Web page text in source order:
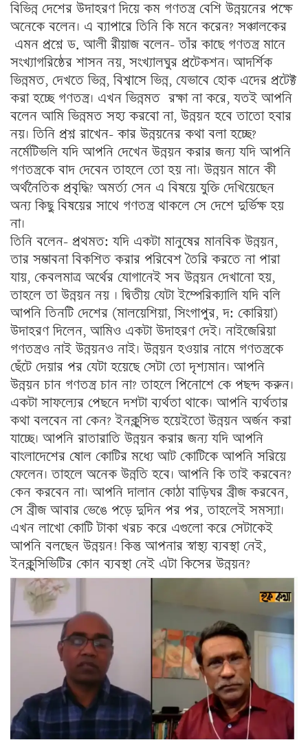
বিভিন্ন দেশের উদাহরণ দিয়ে কম গণতন্ত্র বেশি উন্নয়নের পক্ষে
অনেকে বলেন। এ ব্যাপারে তিনি কি মনে করেন? সঞ্চালকের
এমন প্রশ্নে ড. আলী রীয়াজ বলেন- তাঁর কাছে গণতন্ত্র মানে
সংখ্যাগরিষ্ঠের শাসন নয়, সংখ্যালঘুর প্রটেকশন। আদর্শিক
ভিন্নমত, দেখতে ভিন্ন, বিশ্বাসে ভিন্ন, যেভাবে হোক এদের প্রটেক্ট
করা হচ্ছে গণতন্ত্র। এখন ভিন্নমত রক্ষা না করে, যতই আপনি
বলেন আমি ভিন্নমত সহ্য করবো না, উন্নয়ন হবে তাতো হবার
নয়। তিনি প্রশ্ন রাখেন- কার উন্নয়নের কথা বলা হচ্ছে?
নর্মেটিভলি যদি আপনি দেখেন উন্নয়ন করার জন্য যদি আপনি
গণতন্ত্রকে বাদ দেবেন তাহলে তো হয় না। উন্নয়ন মানে কী
অর্থনৈতিক প্রবৃদ্ধি? অমর্ত্য সেন এ বিষয়ে যুক্তি দেখিয়েছেন
অন্য কিছু বিষয়ের সাথে গণতন্ত্র থাকলে সে দেশে দুর্ভিক্ষ হয়
না।
তিনি বলেন- প্রথমত: যদি একটা মানুষের মানবিক উন্নয়ন,
তার সম্ভাবনা বিকশিত করার পরিবেশ তৈরি করতে না পারা
যায়, কেবলমাত্র অর্থের যোগানেই সব উন্নয়ন দেখানো হয়,
তাহলে তা উন্নয়ন নয় । দ্বিতীয় যেটা ইম্পেরিক্যালি যদি বলি
আপনি তিনটি দেশের (মালয়েশিয়া, সিংগাপুর, দ: কোরিয়া)
উদাহরণ দিলেন, আমিও একটা উদাহরণ দেই। নাইজেরিয়া
গণতন্ত্রও নাই উন্নয়নও নাই। উন্নয়ন হওয়ার নামে গণতন্ত্রকে
ছেঁটে দেয়ার পর যেটা হয়েছে সেটা তো দৃশ্যমান। আপনি
উন্নয়ন চান গণতন্ত্র চান না? তাহলে পিনোশে কে পছন্দ করুন।
একটা সাফল্যের পেছনে দশটা ব্যর্থতা থাকে। আপনি ব্যর্থতার
কথা বলবেন না কেন? ইনক্লুসিভ হয়েইতো উন্নয়ন অর্জন করা
যাচ্ছে। আপনি রাতারাতি উন্নয়ন করার জন্য যদি আপনি
বাংলাদেশের ষোল কোটির মধ্যে আট কোটিকে আপনি সরিয়ে
ফেলেন। তাহলে অনেক উন্নতি হবে। আপনি কি তাই করবেন?
কেন করবেন না। আপনি দালান কোঠা বাড়িঘর ব্রীজ করবেন,
সে ব্রীজ আবার ভেঙে পড়ে দুদিন পর পর, তাহলেই সমস্যা।
এখন লাখো কোটি টাকা খরচ করে এগুলো করে সেটাকেই
আপনি বলছেন উন্নয়ন! কিন্তু আপনার স্বাস্থ্য ব্যবস্থা নেই,
ইনক্লুসিভিটির কোন ব্যবস্থা নেই এটা কিসের উন্নয়ন?